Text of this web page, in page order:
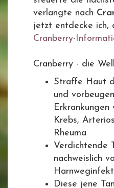
verlangte nach
jetzt entdecke ich,
Cranberry-
Cranberry - die
Straffe Haut
und
Krebs,
Rheuma
Verdichtende
nachweislich
Diese jene